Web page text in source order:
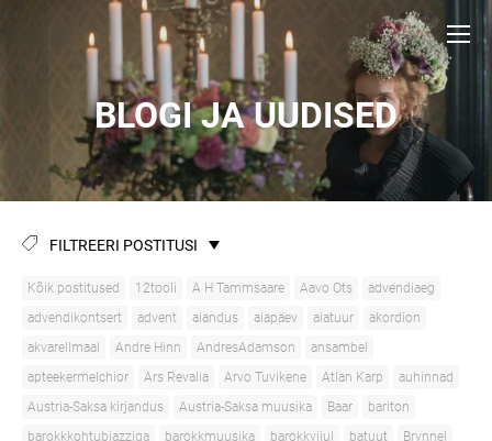
BLOGI JA UUDISED
FILTREERI POSTITUSI
Kõik postitused 12tooli A H Tammsaare Aavo Ots
advendiaeg
advendikontsert
advent aiandus aiapäev aiatuur
akordion
akvarellmaal
Andre Hinn AndresAdamson
ansambel
apteekermelchior
Ars Revalia Arvo Tuvikene Atlan Karp
auhinnad
Austria-Saksa kirjandus
Austria-Saksa muusika Baar
bariton
barokkkohtubjazziga
barokkmuusika barokkviiul batuut
Brynnel